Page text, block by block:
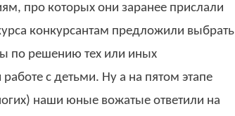
про которых они заранее прислали
конкурсантам предложили выбрать
по решению тех или иных
с детьми. Ну а на пятом этапе
наши юные вожатые ответили на